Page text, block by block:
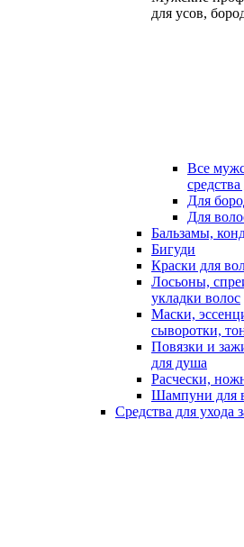
для усов,
Все
Для
Для
Бальзамы,
Бигуди
Краски для
Лосьоны,
укладки волос
Маски,
сыворотки,
Повязки и
для душа
Расчески,
Шампуни для
Средства для ухода